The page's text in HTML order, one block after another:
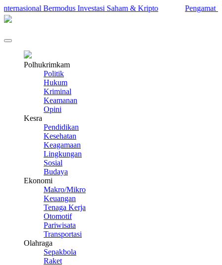
Bermodus Investasi Saham & Kripto Pengamat
Polhukrimkam
Politik
Hukum
Kriminal
Keamanan
Opini
Kesra
Pendidikan
Kesehatan
Keagamaan
Lingkungan
Sosial
Budaya
Ekonomi
Makro/Mikro
Keuangan
Tenaga Kerja
Otomotif
Pariwisata
Transportasi
Olahraga
Sepakbola
Raket